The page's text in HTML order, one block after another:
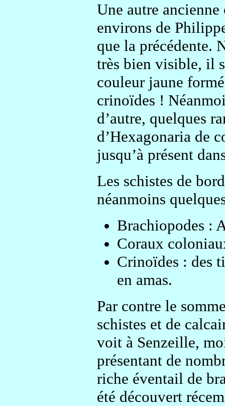
Une autre
environs de
que la précédente.
très bien visible, il
couleur jaune
crinoïdes !
d’autre, quelques
d’Hexagonaria de
jusqu’à présent
Les schistes de
néanmoins
Brachiopodes :
Coraux
Crinoïdes : des
en amas.
Par contre le
schistes et de
voit à Senzeille,
présentant de
riche éventail de
été découvert